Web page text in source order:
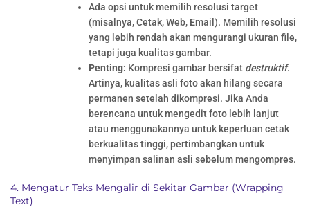
Ada opsi untuk memilih resolusi target
(misalnya, Cetak, Web, Email). Memilih resolusi
yang lebih rendah akan mengurangi ukuran file,
tetapi juga kualitas gambar.
Penting: Kompresi gambar bersifat destruktif.
Artinya, kualitas asli foto akan hilang secara
permanen setelah dikompresi. Jika Anda
berencana untuk mengedit foto lebih lanjut
atau menggunakannya untuk keperluan cetak
berkualitas tinggi, pertimbangkan untuk
menyimpan salinan asli sebelum mengompres.
4. Mengatur Teks Mengalir di Sekitar Gambar (Wrapping
Text)